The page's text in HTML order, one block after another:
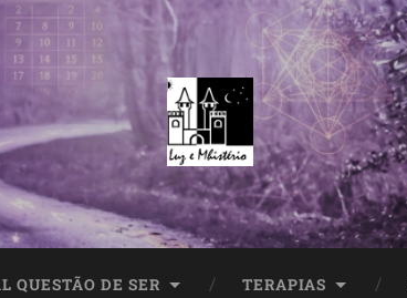
QUESTÃO DE SER TERAPIAS